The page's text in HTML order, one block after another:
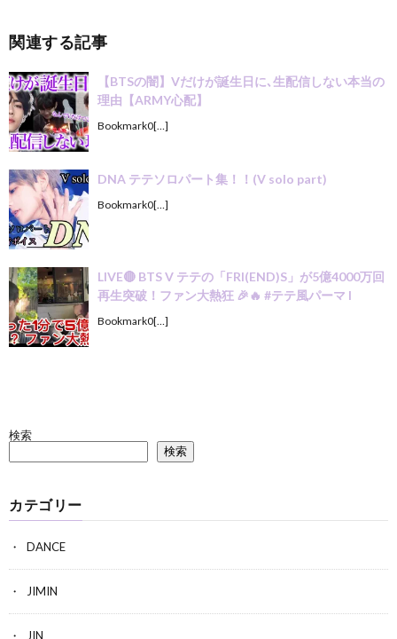
関連する記事
【BTSの闇】Vだけが誕生日に､生配信しない本当の
理由【ARMY心配】
Bookmark0[…]
DNA テテソロパート集！！(V solo part)
Bookmark0[…]
LIVE🔴 BTS V テテの「FRI(END)S」が5億4000万回
再生突破！ファン大熱狂 🎉🔥 #テテ風パーマ I
Bookmark0[…]
検索
検索
カテゴリー
DANCE
JIMIN
JIN